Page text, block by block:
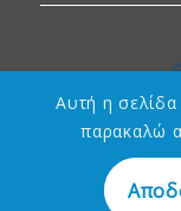
Αυτή η
παρακαλώ